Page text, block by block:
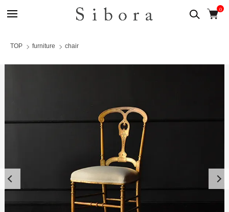
0
TOP furniture chair